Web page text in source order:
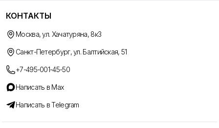
КОНТАКТЫ
Москва, ул. Хачатуряна, 8к3
Санкт-Петербург, ул. Балтийская, 51
+7-495-001-45-50
Написать в Max
Написать в Telegram